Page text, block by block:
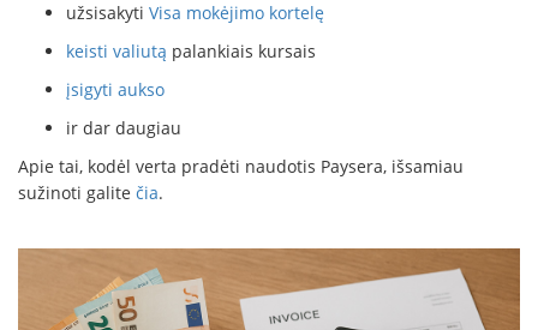
užsisakyti Visa mokėjimo kortelę
keisti valiutą palankiais kursais
įsigyti aukso
ir dar daugiau
Apie tai, kodėl verta pradėti naudotis Paysera, išsamiau
sužinoti galite čia.